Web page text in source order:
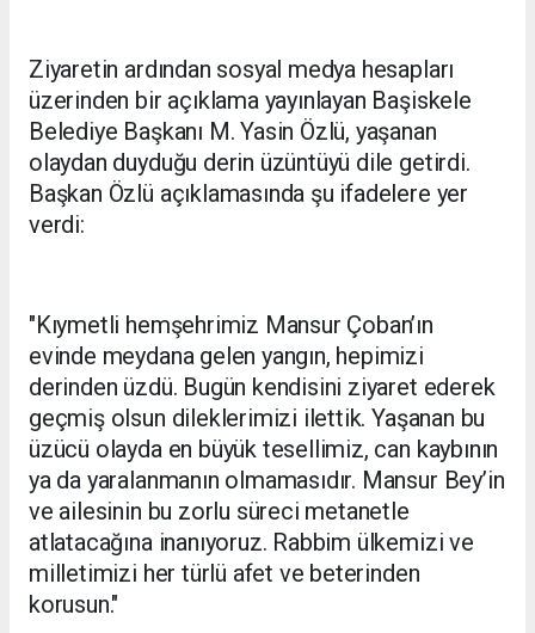
Ziyaretin ardından sosyal medya hesapları
üzerinden bir açıklama yayınlayan Başiskele
Belediye Başkanı M. Yasin Özlü, yaşanan
olaydan duyduğu derin üzüntüyü dile getirdi.
Başkan Özlü açıklamasında şu ifadelere yer
verdi:
"Kıymetli hemşehrimiz Mansur Çoban’ın
evinde meydana gelen yangın, hepimizi
derinden üzdü. Bugün kendisini ziyaret ederek
geçmiş olsun dileklerimizi ilettik. Yaşanan bu
üzücü olayda en büyük tesellimiz, can kaybının
ya da yaralanmanın olmamasıdır. Mansur Bey’in
ve ailesinin bu zorlu süreci metanetle
atlatacağına inanıyoruz. Rabbim ülkemizi ve
milletimizi her türlü afet ve beterinden
korusun."